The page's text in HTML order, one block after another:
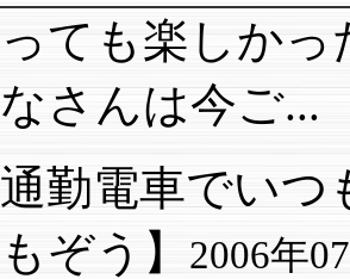
ても楽しか
さんは今ご...
通勤電車でいつ
もぞう】
2006年